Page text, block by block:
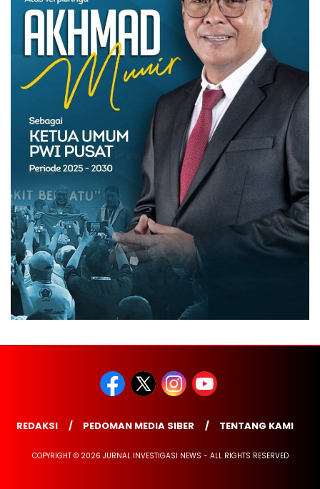
REDAKSI PEDOMAN MEDIA SIBER TENTANG KAMI
COPYRIGHT © 2026 JURNAL INVESTIGASI NEWS - ALL RIGHTS RESERVED